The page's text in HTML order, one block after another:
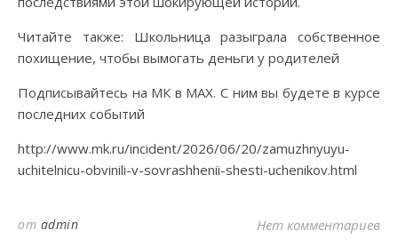
Читайте также: Школьница разыграла собственное
похищение, чтобы вымогать деньги у родителей
Подписывайтесь на МК в МАХ. С ним вы будете в курсе
последних событий
http://www.mk.ru/incident/2026/06/20/zamuzhnyuyu-
uchitelnicu-obvinili-v-sovrashhenii-shesti-uchenikov.html
от admin Нет комментариев